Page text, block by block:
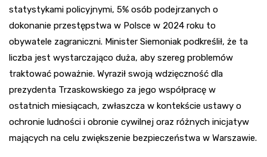
statystykami policyjnymi, 5% osób podejrzanych o
dokonanie przestępstwa w Polsce w 2024 roku to
obywatele zagraniczni. Minister Siemoniak podkreślił, że ta
liczba jest wystarczająco duża, aby szereg problemów
traktować poważnie. Wyraził swoją wdzięczność dla
prezydenta Trzaskowskiego za jego współpracę w
ostatnich miesiącach, zwłaszcza w kontekście ustawy o
ochronie ludności i obronie cywilnej oraz różnych inicjatyw
mających na celu zwiększenie bezpieczeństwa w Warszawie.